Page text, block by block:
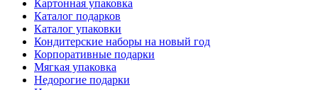
Картонная упаковка
Каталог подарков
Каталог упаковки
Кондитерские наборы на новый год
Корпоративные подарки
Мягкая упаковка
Недорогие подарки